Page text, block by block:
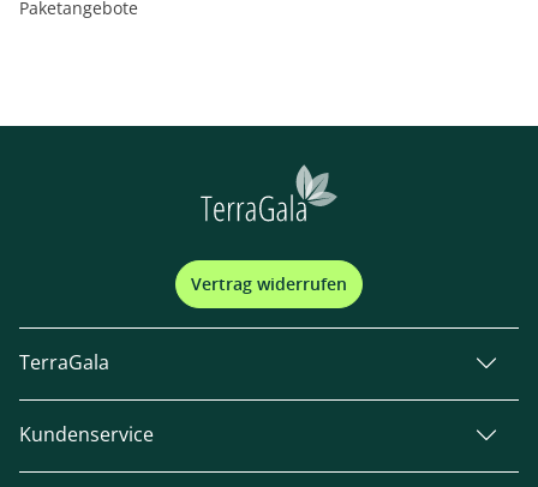
Paketangebote
Vertrag widerrufen
TerraGala
Kundenservice